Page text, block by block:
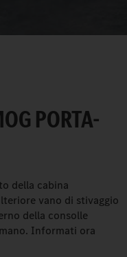
PORTA-
della cabina
vano di stivaggio
della consolle
Informati ora